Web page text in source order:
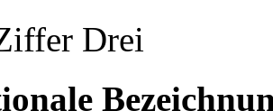
Drei